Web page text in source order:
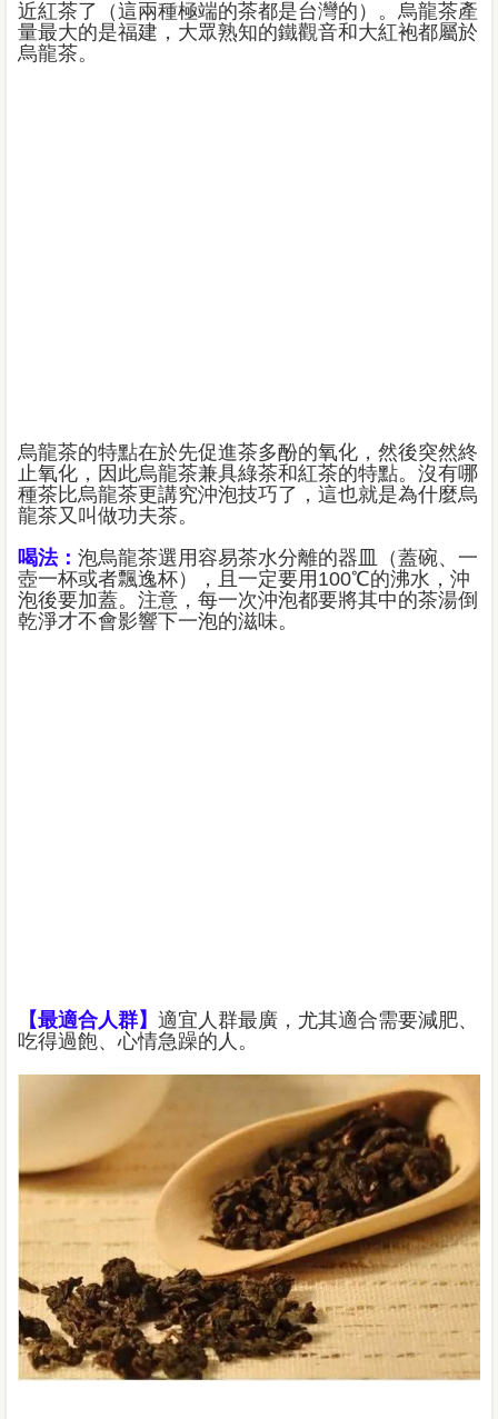
近紅茶了（這兩種極端的茶都是台灣的）。烏龍茶產
量最大的是福建，大眾熟知的鐵觀音和大紅袍都屬於
烏龍茶。
烏龍茶的特點在於先促進茶多酚的氧化，然後突然終
止氧化，因此烏龍茶兼具綠茶和紅茶的特點。沒有哪
種茶比烏龍茶更講究沖泡技巧了，這也就是為什麼烏
龍茶又叫做功夫茶。
喝法： 泡烏龍茶選用容易茶水分離的器皿（蓋碗、一
壺一杯或者飄逸杯），且一定要用100℃的沸水，沖
泡後要加蓋。注意，每一次沖泡都要將其中的茶湯倒
乾淨才不會影響下一泡的滋味。
【最適合人群】 適宜人群最廣，尤其適合需要減肥、
吃得過飽、心情急躁的人。